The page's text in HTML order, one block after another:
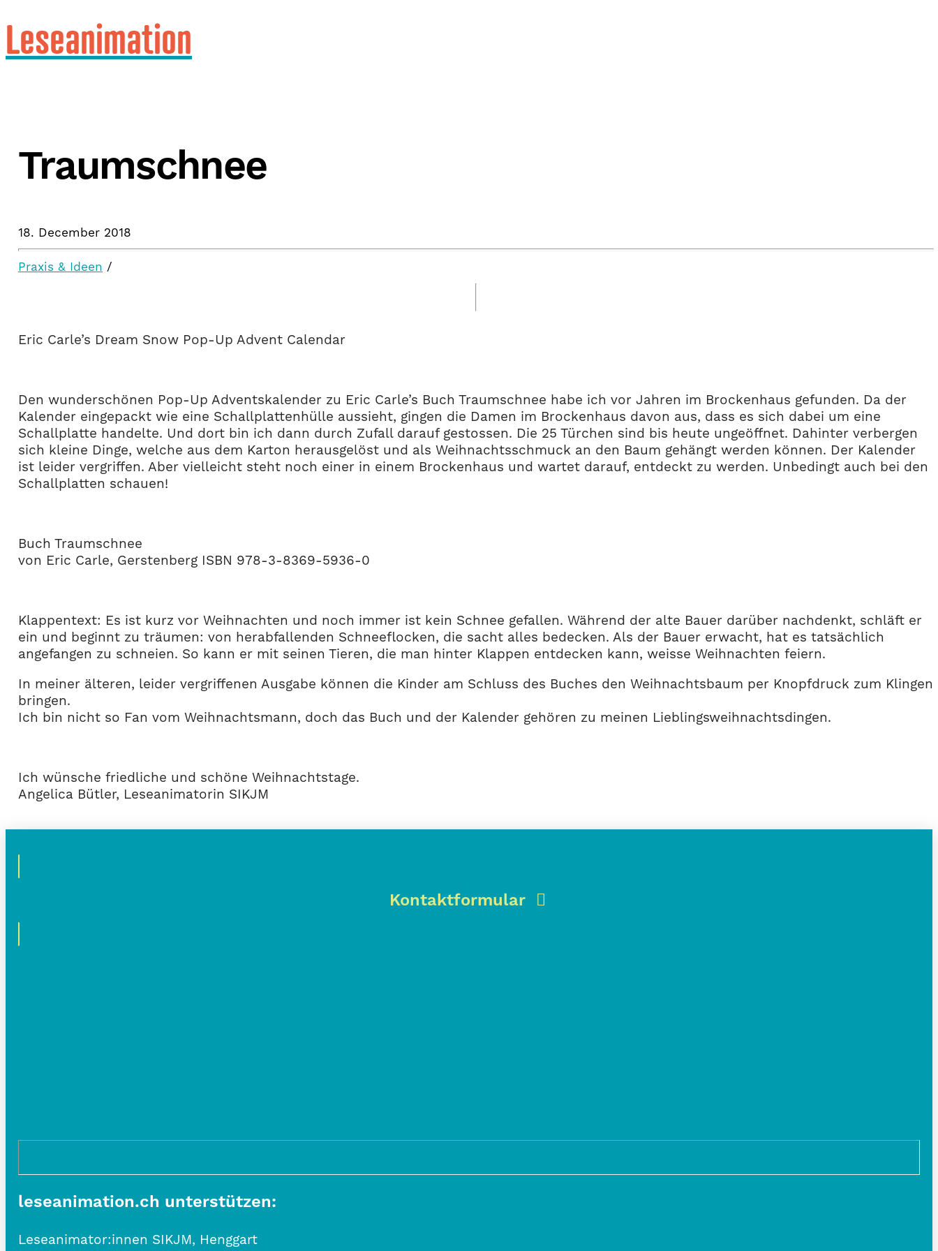
Leseanimation
Traumschnee
18. December 2018
Praxis & Ideen /
Eric Carle’s Dream Snow Pop-Up Advent Calendar
Den wunderschönen Pop-Up Adventskalender zu Eric Carle’s Buch Traumschnee habe ich vor Jahren im Brockenhaus gefunden. Da der
Kalender eingepackt wie eine Schallplattenhülle aussieht, gingen die Damen im Brockenhaus davon aus, dass es sich dabei um eine
Schallplatte handelte. Und dort bin ich dann durch Zufall darauf gestossen. Die 25 Türchen sind bis heute ungeöffnet. Dahinter verbergen
sich kleine Dinge, welche aus dem Karton herausgelöst und als Weihnachtsschmuck an den Baum gehängt werden können. Der Kalender
ist leider vergriffen. Aber vielleicht steht noch einer in einem Brockenhaus und wartet darauf, entdeckt zu werden. Unbedingt auch bei den
Schallplatten schauen!
Buch Traumschnee
von Eric Carle, Gerstenberg ISBN 978-3-8369-5936-0
Klappentext: Es ist kurz vor Weihnachten und noch immer ist kein Schnee gefallen. Während der alte Bauer darüber nachdenkt, schläft er
ein und beginnt zu träumen: von herabfallenden Schneeflocken, die sacht alles bedecken. Als der Bauer erwacht, hat es tatsächlich
angefangen zu schneien. So kann er mit seinen Tieren, die man hinter Klappen entdecken kann, weisse Weihnachten feiern.
In meiner älteren, leider vergriffenen Ausgabe können die Kinder am Schluss des Buches den Weihnachtsbaum per Knopfdruck zum Klingen
bringen.
Ich bin nicht so Fan vom Weihnachtsmann, doch das Buch und der Kalender gehören zu meinen Lieblingsweihnachtsdingen.
Ich wünsche friedliche und schöne Weihnachtstage.
Angelica Bütler, Leseanimatorin SIKJM
Kontaktformular
leseanimation.ch unterstützen:
Leseanimator:innen SIKJM, Henggart